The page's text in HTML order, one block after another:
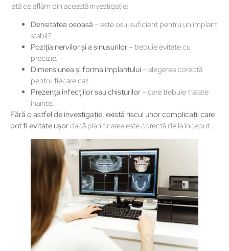
Iată ce aflăm din această investigație:
Densitatea osoasă – este osul suficient pentru un implant
stabil?
Poziția nervilor și a sinusurilor – trebuie evitate cu
precizie.
Dimensiunea și forma implantului – alegerea corectă
pentru fiecare caz.
Prezența infecțiilor sau chisturilor – care trebuie tratate
înainte.
Fără o astfel de investigație, există riscul unor complicații care
pot fi evitate ușordacă planificarea este corectă de la început.